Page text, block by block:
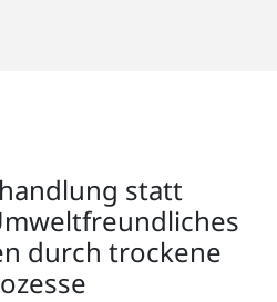
statt
durch trockene